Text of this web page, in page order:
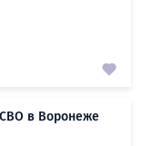
СВО в Воронеже